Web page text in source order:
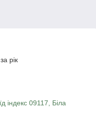
рік
індекс 09117, Біла